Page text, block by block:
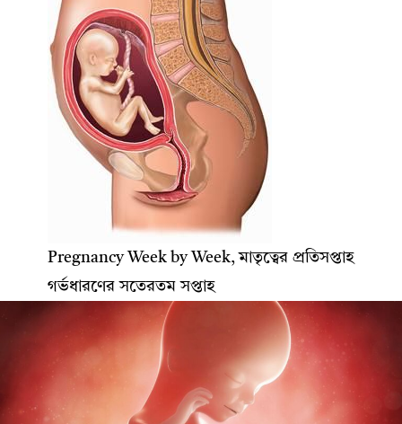
Pregnancy Week by Week, মাতৃত্বের প্রতিসপ্তাহ
গর্ভধারণের সতেরতম সপ্তাহ